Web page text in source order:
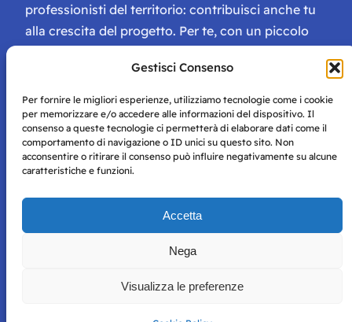
Gestisci Consenso
Per fornire le migliori esperienze, utilizziamo tecnologie come i cookie
per memorizzare e/o accedere alle informazioni del dispositivo. Il
consenso a queste tecnologie ci permetterà di elaborare dati come il
comportamento di navigazione o ID unici su questo sito. Non
acconsentire o ritirare il consenso può influire negativamente su alcune
caratteristiche e funzioni.
Accetta
Nega
Visualizza le preferenze
professionisti del territorio: contribuisci anche tu
alla crescita del progetto. Per te, con un piccolo
tessera di Storie Campane, libri e magazine gratis
e inviti ad eventi esclusivi!
Storie di Napoli è una testata registrata presso il tribunale di
per mero scopo didattico e informativo.
perseguito secondo i termini di legge. Si nega l’utilizzo delle